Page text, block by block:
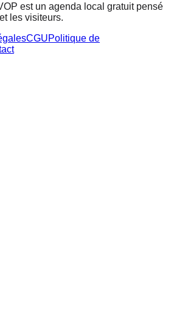
est un agenda local gratuit pensé
les visiteurs.
CGUPolitique de